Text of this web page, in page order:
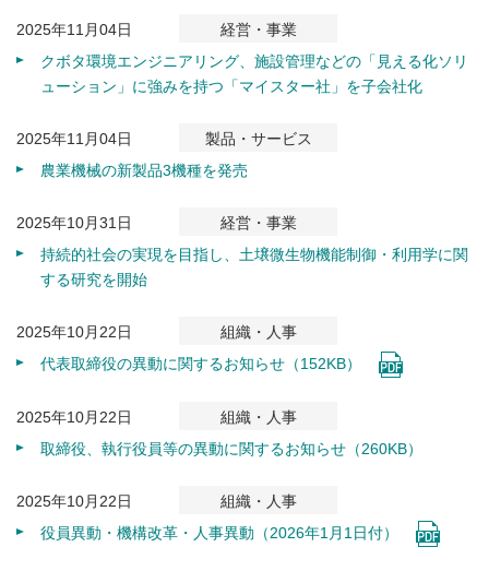
2025年11月04日
経営・事業
クボタ環境エンジニアリング、施設管理などの「見える化ソリ
ューション」に強みを持つ「マイスター社」を子会社化
2025年11月04日
製品・サービス
農業機械の新製品3機種を発売
2025年10月31日
経営・事業
持続的社会の実現を目指し、土壌微生物機能制御・利用学に関
する研究を開始
2025年10月22日
組織・人事
代表取締役の異動に関するお知らせ（152KB）
2025年10月22日
組織・人事
取締役、執行役員等の異動に関するお知らせ（260KB）
2025年10月22日
組織・人事
役員異動・機構改革・人事異動（2026年1月1日付）